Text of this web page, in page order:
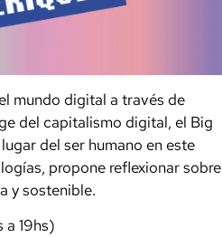
mundo digital a través de
del capitalismo digital, el Big
del ser humano en este
propone reflexionar sobre
y sostenible.
a 19hs)